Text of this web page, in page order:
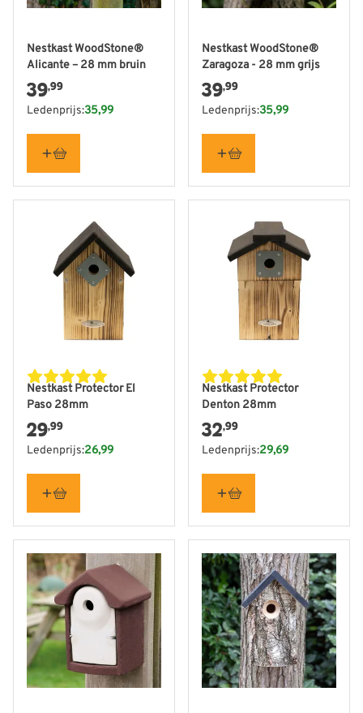
Nestkast WoodStone®
Alicante – 28 mm bruin
39,99
Ledenprijs:35,99
Nestkast WoodStone®
Zaragoza - 28 mm grijs
39,99
Ledenprijs:35,99
Nestkast Protector El
Paso 28mm
29,99
Ledenprijs:26,99
Nestkast Protector
Denton 28mm
32,99
Ledenprijs:29,69